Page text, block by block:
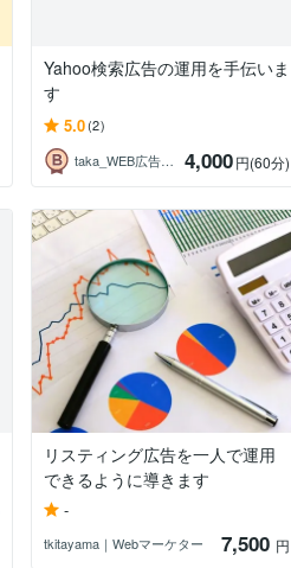
Yahoo検索広告の運用を手伝いま
す
5.0(2)
taka_WEB広告運用コンサルタント
4,000円(60分)
リスティング広告を一人で運用
できるように導きます
-
tkitayama｜Webマーケター 7,500 円